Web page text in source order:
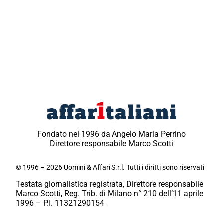
Fondato nel 1996 da Angelo Maria Perrino
Direttore responsabile Marco Scotti
© 1996 – 2026 Uomini & Affari S.r.l. Tutti i diritti sono riservati
Testata giornalistica registrata, Direttore responsabile
Marco Scotti, Reg. Trib. di Milano n° 210 dell’11 aprile
1996 – P.I. 11321290154